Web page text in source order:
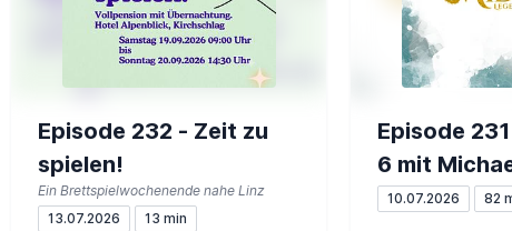
Episode 232 - Zeit zu
spielen!
Ein Brettspielwochenende nahe Linz
13.07.2026
13 min
Episode
6 mit
10.07.2026 82